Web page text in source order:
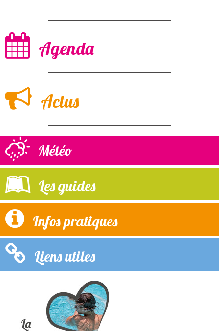
Agenda
Actus
Météo
Les guides
Infos pratiques
Liens utiles